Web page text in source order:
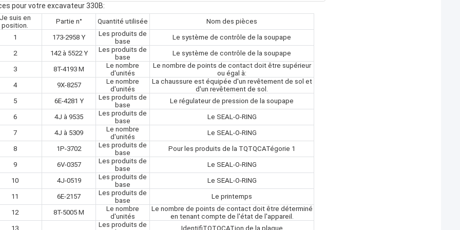
pour votre excavateur 330B:
suis en
position.
Partie n° Quantité utilisée Nom des pièces
1 173-2958 Y
Les produits de
base
Le système de contrôle de la soupape
2 142 à 5522 Y
Les produits de
base
Le système de contrôle de la soupape
3 8T-4193 M
Le nombre
d'unités
Le nombre de points de contact doit être supérieur
ou égal à:
4
9X-8257
Le nombre
d'unités
La chaussure est équipée d'un revêtement de sol et
d'un revêtement de sol.
5
6E-4281 Y
Les produits de
base
Le régulateur de pression de la soupape
6 4J à 9535
Les produits de
base
Le SEAL-O-RING
7 4J à 5309
Le nombre
d'unités
Le SEAL-O-RING
8 1P-3702
Les produits de
base
Pour les produits de la TQTQCATégorie 1
9 6V-0357
Les produits de
base
Le SEAL-O-RING
10 4J-0519
Les produits de
base
Le SEAL-O-RING
11 6E-2157
Les produits de
base
Le printemps
12 8T-5005 M
Le nombre
d'unités
Le nombre de points de contact doit être déterminé
en tenant compte de l'état de l'appareil.
13
Les produits de
IdentifiTQTQCATion de la plaque